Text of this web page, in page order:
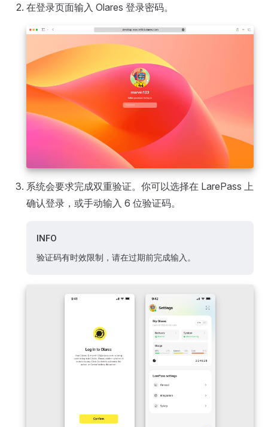
在登录页面输入 Olares 登录密码。
系统会要求完成双重验证。你可以选择在 LarePass 上
确认登录，或手动输入 6 位验证码。
INFO
验证码有时效限制，请在过期前完成输入。